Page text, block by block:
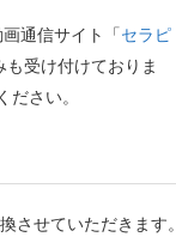
通信サイト「セラピ
も受け付けておりま
さい。
させていただきます。